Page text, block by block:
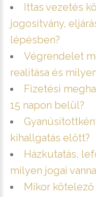
Ittas vezetés
jogosítvány,
lépésben?
Végrendelet
realitása és
Fizetési
15 napon belül?
kihallgatás előtt?
Házkutatás,
milyen jogai
Mikor